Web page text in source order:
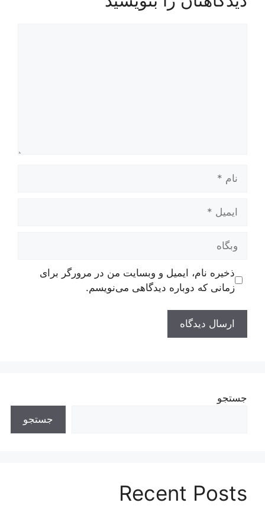
وبگاه
ذخیره نام، ایمیل و وبسایت من در مرورگر برای
زمانی که دوباره دیدگاهی می‌نویسم.
جستجو
جستجو
Recent Posts